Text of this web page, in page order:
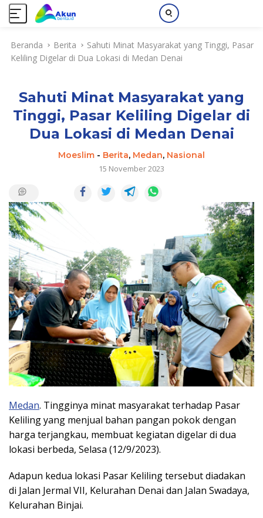
Beranda Berita
Sahuti Minat Masyarakat yang Tinggi, Pasar
Keliling Digelar di Dua Lokasi di Medan Denai
Sahuti Minat Masyarakat yang
Tinggi, Pasar Keliling Digelar di
Dua Lokasi di Medan Denai
Moeslim - Berita, Medan, Nasional
15 November 2023
Medan. Tingginya minat masyarakat terhadap Pasar
Keliling yang menjual bahan pangan pokok dengan
harga terjangkau, membuat kegiatan digelar di dua
lokasi berbeda, Selasa (12/9/2023).
Adapun kedua lokasi Pasar Keliling tersebut diadakan
di Jalan Jermal VII, Kelurahan Denai dan Jalan Swadaya,
Kelurahan Binjai.